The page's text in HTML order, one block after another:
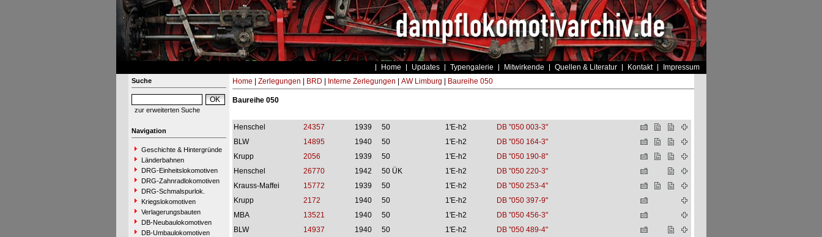
Home Updates Typengalerie Mitwirkende Quellen & Literatur Kontakt Impressum
Suche
zur erweiterten Suche
Navigation
Geschichte & Hintergründe
Länderbahnen
DRG-Einheitslokomotiven
DRG-Zahnradlokomotiven
DRG-Schmalspurlok.
Kriegslokomotiven
Verlagerungsbauten
DB-Neubaulokomotiven
DB-Umbaulokomotiven
Home Zerlegungen BRD Interne Zerlegungen AW Limburg Baureihe 050
Baureihe 050
Henschel 24357 1939 50 1'E-h2
DB "050 003-3"
BLW
14895 1940 50 1'E-h2
DB "050 164-3"
Krupp
2056 1939 50 1'E-h2
DB "050 190-8"
Henschel
26770 1942 50 ÜK 1'E-h2
DB "050 220-3"
Krauss-Maffei
15772 1939 50 1'E-h2
DB "050 253-4"
Krupp
2172 1940 50 1'E-h2
DB "050 397-9"
MBA
13521 1940 50 1'E-h2
DB "050 456-3"
BLW
14937 1940 50 1'E-h2
DB "050 489-4"